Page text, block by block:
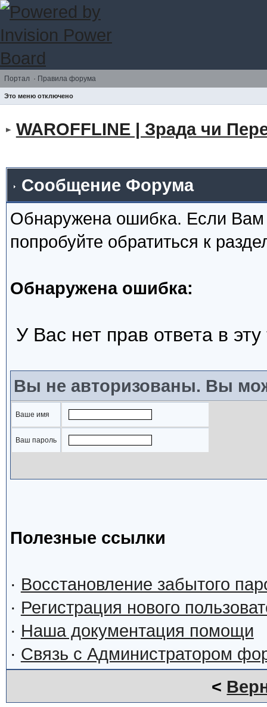
Портал · Правила форума
Это меню отключено
WAROFFLINE | Зрада чи
Сообщение Форума
Обнаружена ошибка. Если
попробуйте обратиться к
Обнаружена ошибка:
У Вас нет прав ответа в
Вы не авторизованы. Вы
Ваше имя
Ваш пароль
Полезные ссылки
· Восстановление забытого
· Регистрация нового
· Наша документация помощи
· Связь с Администратором
<